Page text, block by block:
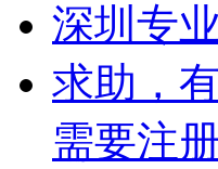
深圳专
求助，
需要注